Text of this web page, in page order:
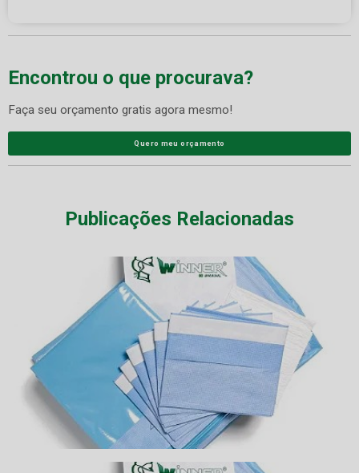
Encontrou o que procurava?
Faça seu orçamento gratis agora mesmo!
Quero meu orçamento
Publicações Relacionadas